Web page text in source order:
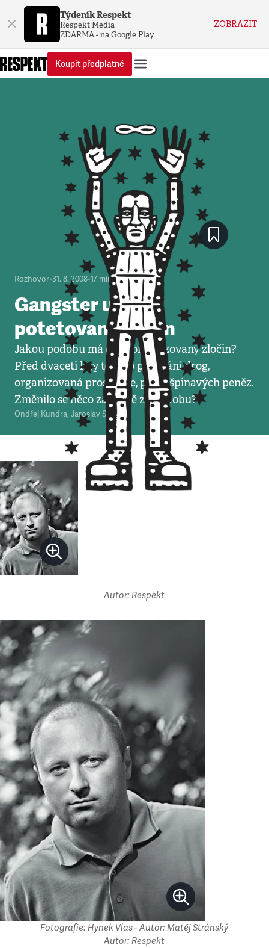
× Týdeník Respekt
Respekt Media
ZDARMA - na Google Play
ZOBRAZIT
Koupit předplatné
Rozhovor•31. 8. 2008•17 minut
Gangster už není
potetovaný buran
Jakou podobu má dnes organizovaný zločin?
Před dvaceti lety to bylo pašování drog,
organizovaná prostituce, praní špinavých peněz.
Změnilo se něco zásadně za tu dobu?
Ondřej Kundra, Jaroslav Spurný
Autor: Respekt
Fotografie: Hynek Vlas - Autor: Matěj Stránský
Autor: Respekt